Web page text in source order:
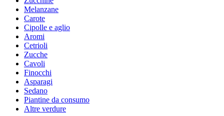
Melanzane
Carote
Cipolle e aglio
Aromi
Cetrioli
Zucche
Cavoli
Finocchi
Asparagi
Sedano
Piantine da consumo
Altre verdure